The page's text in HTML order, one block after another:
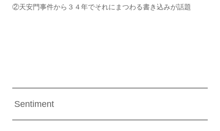
②天安門事件から３４年でそれにまつわる書き込みが話題
Sentiment